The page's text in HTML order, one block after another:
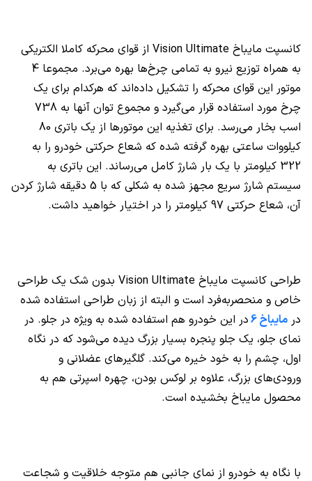
کانسپت مایباخ Vision Ultimate از قوای محرکه کاملا الکتریکی
به همراه توزیع نیرو به تمامی چرخ‌ها بهره می‌برد. مجموعا 4
موتور این قوای محرکه را تشکیل داده‌اند که هرکدام برای یک
چرخ مورد استفاده قرار می‌گیرد و مجموع توان آنها به 738
اسب بخار می‌رسد. برای تغذیه این موتورها از یک باتری 80
کیلووات ساعتی بهره گرفته شده که شعاع حرکتی خودرو را به
322 کیلومتر با یک بار شارژ کامل می‌رساند. این باتری به
سیستم شارژ سریع مجهز شده به شکلی که با 5 دقیقه شارژ کردن
آن، شعاع حرکتی 97 کیلومتر را در اختیار خواهید داشت.
طراحی کانسپت مایباخ Vision Ultimate بدون شک یک طراحی
خاص و منحصربه‌فرد است و البته از زبان طراحی استفاده شده
در مایباخ 6
در این خودرو هم استفاده شده به ویژه در جلو. در
نمای جلو، یک جلو پنجره بسیار بزرگ دیده می‌شود که در نگاه
اول، چشم را به خود خیره می‌کند. گلگیرهای عضلانی و
ورودی‌های بزرگ، علاوه بر لوکس بودن، چهره اسپرتی هم به
محصول مایباخ بخشیده است.
با نگاه به خودرو از نمای جانبی هم متوجه خلاقیت و شجاعت